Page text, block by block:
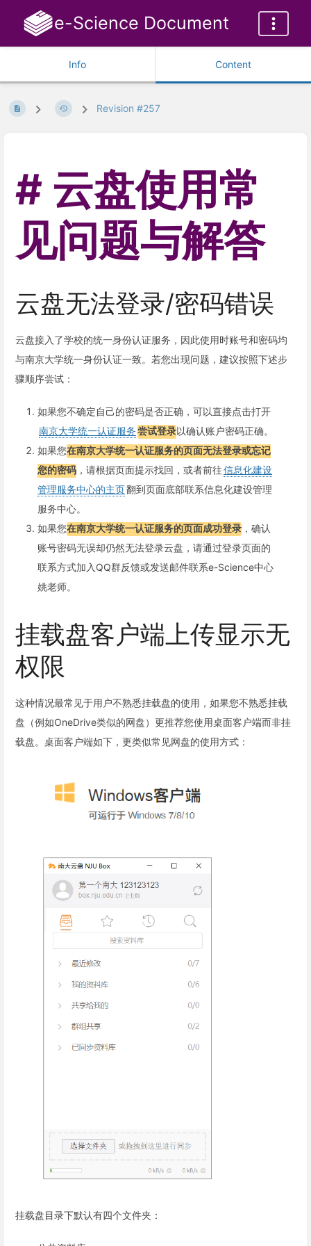
e-Science Document
Info Content
Revision #257
云盘使用常
见问题与解答
云盘无法登录/密码错误
云盘接入了学校的统一身份认证服务，因此使用时账号和密码均
与南京大学统一身份认证一致。若您出现问题，建议按照下述步
骤顺序尝试：
如果您不确定自己的密码是否正确，可以直接点击打开
南京大学统一认证服务尝试登录以确认账户密码正确。
如果您在南京大学统一认证服务的页面无法登录或忘记
您的密码 ，请根据页面提示找回，或者前往信息化建设
管理服务中心的主页翻到页面底部联系信息化建设管理
服务中心。
如果您在南京大学统一认证服务的页面成功登录 ，确认
账号密码无误却仍然无法登录云盘，请通过登录页面的
联系方式加入QQ群反馈或发送邮件联系e-Science中心
姚老师。
挂载盘客户端上传显示无
权限
这种情况最常见于用户不熟悉挂载盘的使用，如果您不熟悉挂载
盘（例如OneDrive类似的网盘）更推荐您使用桌面客户端而非挂
载盘。桌面客户端如下，更类似常见网盘的使用方式：
挂载盘目录下默认有四个文件夹：